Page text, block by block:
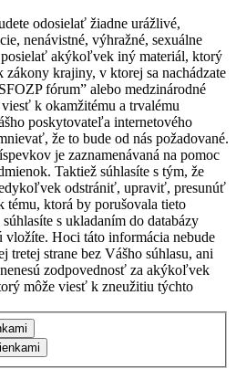
odosielať žiadne urážlivé,
nenávistné, výhražné, sexuálne
akýkoľvek iný materiál, ktorý
krajiny, v ktorej sa nachádzate
fórum” alebo medzinárodné
k okamžitému a trvalému
poskytovateľa internetového
že to bude od nás požadované.
je zaznamenávaná na pomoc
Taktiež súhlasíte s tým, že
odstrániť, upraviť, presunúť
ktorá by porušovala tieto
s ukladaním do databázy
Hoci táto informácia nebude
tretej strane bez Vášho súhlasu, ani
zodpovednosť za akýkoľvek
môže viesť k zneužitiu týchto